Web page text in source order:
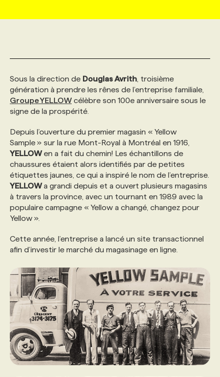
AFFAIRES DE L'INDUSTRIE
INITIATIVES NUMÉRIQUES
TENDANCES
WEB & MÉDIAS SOCIAUX
MARKETING DURABLE
ÉVÉNEMENTIEL
NOS AUTEUR‧RICES
INFOLETTRE PUBLICITÉ
ANNONCEZ AVEC NOUS
CONSULTER LA CVTHÈQUE
PROFIL ENTREPRISE
ANNONCEZ AVEC NOUS
VOIR LES OFFRES
PROFIL CANDIDAT
FAQ
ANNONCEZ AVEC NOUS
NOS FORMATIONS EN LIGNE
NOS PARCOURS DE FORMATIONS
NOS FORMATEUR‧RICES
POURQUOI CHOISIR NOS FORMATIONS
NOS TARIFS
PROGRAMMES DE SUBVENTIONS
FAQ
ANNONCEZ AVEC NOUS
CHASSE DE TÊTE
SERVICE DE CHASSE DE TÊTE
NOS EXPERTISES
FAQ
ANNONCEZ AVEC NOUS
Sous la direction de Douglas Avrith , troisième
génération à prendre les rênes de l’entreprise familiale,
Groupe YELLOW célèbre son 100e anniversaire sous le
signe de la prospérité.
Depuis l’ouverture du premier magasin « Yellow
Sample » sur la rue Mont-Royal à Montréal en 1916,
YELLOWen a fait du chemin! Les échantillons de
chaussures étaient alors identifiés par de petites
étiquettes jaunes, ce qui a inspiré le nom de l’entreprise.
YELLOWa grandi depuis et a ouvert plusieurs magasins
à travers la province, avec un tournant en 1989 avec la
populaire campagne « Yellow a changé, changez pour
Yellow ».
Cette année, l’entreprise a lancé un site transactionnel
afin d’investir le marché du magasinage en ligne.